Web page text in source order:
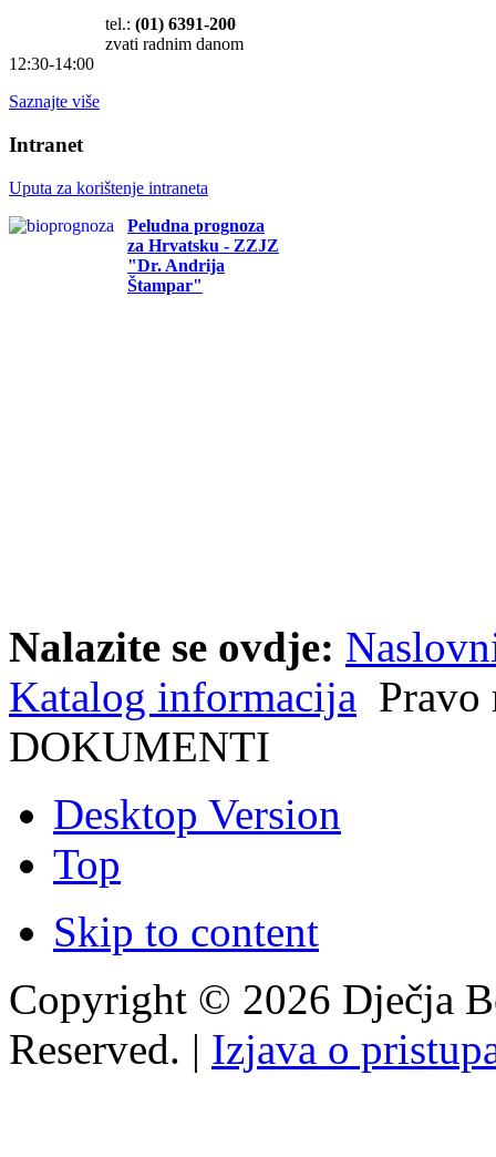
tel.: (01) 6391-200
zvati radnim danom
12:30-14:00
Saznajte više
Intranet
Uputa za korištenje intraneta
Peludna prognoza
za Hrvatsku - ZZJZ
"Dr. Andrija
Štampar"
Nalazite se ovdje:
Katalog informacija Pravo
DOKUMENTI
Desktop Version
Top
Skip to content
Copyright © 2026 Dječja
Reserved. | Izjava o